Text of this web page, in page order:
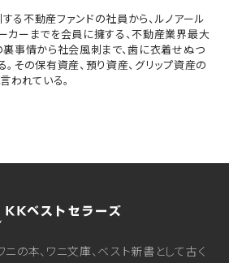
る不動産ファンドの社員から、ルノアール
カーまでを会員に擁する、不動産業界最大
裏事情から社会風刺まで、歯に衣着せぬつ
その保有資産、預り資産、グリップ資産の
われている。
の本、ワニ文庫、ベスト新書として古く